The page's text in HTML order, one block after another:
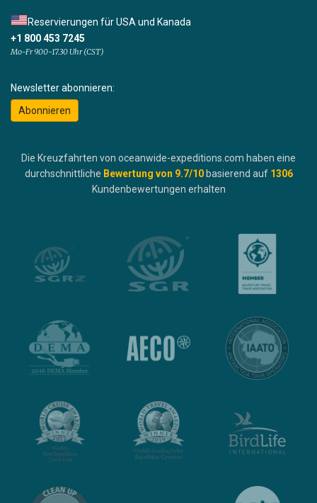
Reservierungen für USA und Kanada
+1 800 453 7245
Mo-Fr 9.00-17.30 Uhr (CST)
Newsletter abonnieren:
Abonnieren
Die Kreuzfahrten von oceanwide-expeditions.com haben eine
durchschnittliche Bewertung von 9.7/10 basierend auf 1306
Kundenbewertungen erhalten